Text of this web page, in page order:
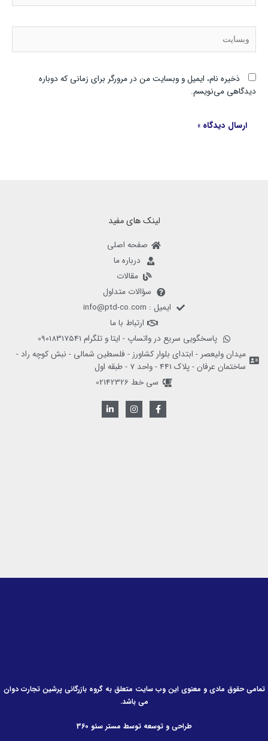
ذخیره نام، ایمیل و وبسایت من در مرورگر برای زمانی که دوباره
دیدگاهی می‌نویسم.
لینک های مفید
صفحه اصلی
درباره ما
مقالات
سؤالات متداول
ایمیل : info@ptd-co.com
ارتباط با ما
پاسخگویی سریع در واتساپ - ایتا و تلگرام 09018317541
میدان ولیعصر - ابتدای بلوار کشاورز - فلسطین شمالی - نبش کوچه راد -
ساختمان عرفان - پلاک 441 - واحد 7 - طبقه اول
سی خط 02142326
F
a
c
I
n
s
L
i
n
تمامی حقوق مادی و معنوی این وب سایت متعلق به گروه بازرگانی پرشین تجارت دوان
می باشد.
طراحی و توسعه توسط مستر سئو 360